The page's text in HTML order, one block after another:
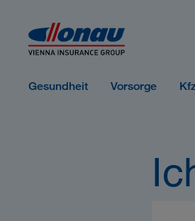
Gesundheit Vorsorge